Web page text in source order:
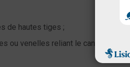
de hautes tiges ;
ou venelles reliant le canal à la ville